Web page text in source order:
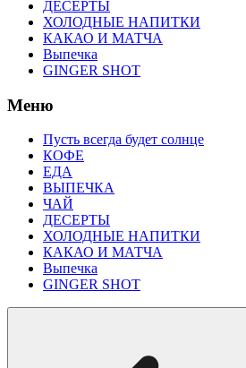
ДЕСЕРТЫ
ХОЛОДНЫЕ НАПИТКИ
КАКАО И МАТЧА
Выпечка
GINGER SHOT
Меню
Пусть всегда будет солнце
КОФЕ
ЕДА
ВЫПЕЧКА
ЧАЙ
ДЕСЕРТЫ
ХОЛОДНЫЕ НАПИТКИ
КАКАО И МАТЧА
Выпечка
GINGER SHOT